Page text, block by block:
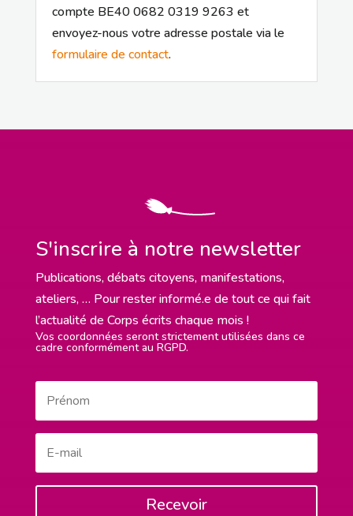
compte BE40 0682 0319 9263 et
envoyez-nous votre adresse postale via le
formulaire de contact.
S'inscrire à notre newsletter
Publications, débats citoyens, manifestations,
ateliers, … Pour rester informé.e de tout ce qui fait
l’actualité de Corps écrits chaque mois !
Vos coordonnées seront strictement utilisées dans ce
cadre conformément au RGPD.
Recevoir